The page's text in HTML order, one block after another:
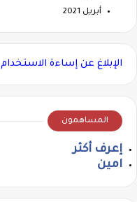
أبريل 2021
الإبلاغ عن إساءة الاستخدام
المساهمون
إعرف أكثر
امين